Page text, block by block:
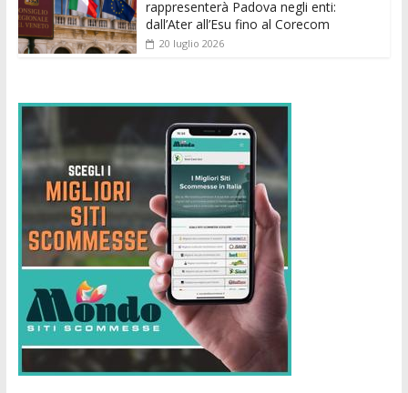
rappresenterà Padova negli enti:
dall’Ater all’Esu fino al Corecom
20 luglio 2026